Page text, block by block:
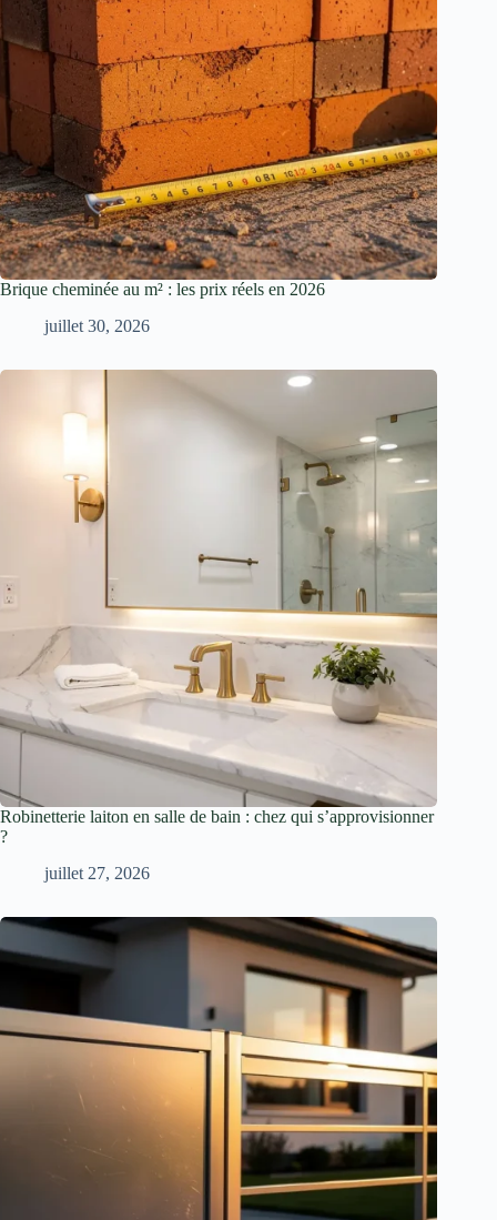
Brique cheminée au m² : les prix réels en 2026
juillet 30, 2026
Robinetterie laiton en salle de bain : chez qui s’approvisionner
?
juillet 27, 2026